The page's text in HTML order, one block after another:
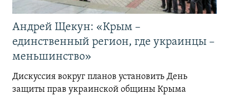
Андрей Щекун: «Крым –
единственный регион, где украинцы –
меньшинство»
Дискуссия вокруг планов установить День
защиты прав украинской общины Крыма